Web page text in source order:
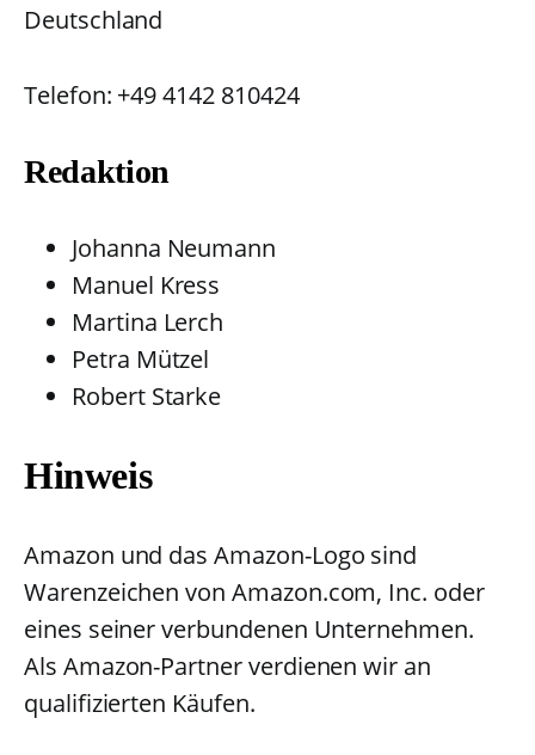
Deutschland
Telefon: +49 4142 810424
Redaktion
Johanna Neumann
Manuel Kress
Martina Lerch
Petra Mützel
Robert Starke
Hinweis
Amazon und das Amazon-Logo sind
Warenzeichen von Amazon.com, Inc. oder
eines seiner verbundenen Unternehmen.
Als Amazon-Partner verdienen wir an
qualifizierten Käufen.